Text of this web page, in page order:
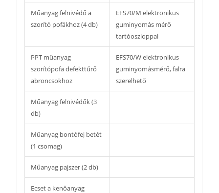
Műanyag felnivédő a
szorító pofákhoz (4 db)
EFS70/M elektronikus
guminyomás mérő
tartóoszloppal
PPT műanyag
szorítópofa defekttűrő
abroncsokhoz
EFS70/W elektronikus
guminyomásmérő, falra
szerelhető
Műanyag felnivédők (3
db)
Műanyag bontófej betét
(1 csomag)
Műanyag pajszer (2 db)
Ecset a kenőanyag